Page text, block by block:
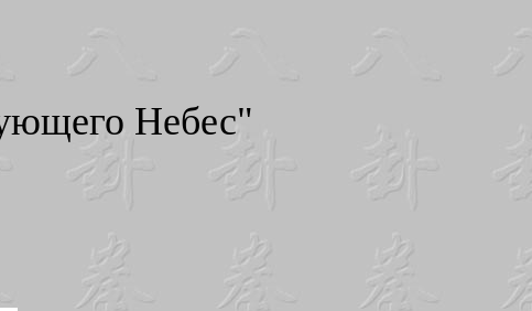
Небес"